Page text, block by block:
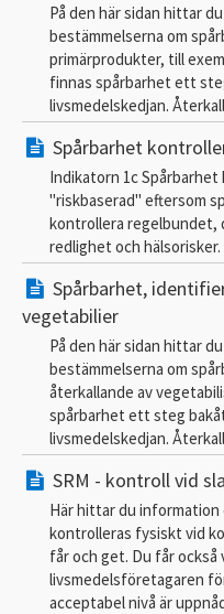
På den här sidan hittar
bestämmelserna om
primärprodukter, till
finnas spårbarhet ett
livsmedelskedjan.
Spårbarhet
Indikatorn 1c
"riskbaserad" eftersom
kontrollera regelbundet,
redlighet och hälsorisker.
Spårbarhet,
vegetabilier
På den här sidan hittar
bestämmelserna om
återkallande av
spårbarhet ett steg
livsmedelskedjan.
SRM - kontroll vid
Här hittar du information
kontrolleras fysiskt vid
får och get. Du får också
livsmedelsföretagaren
acceptabel nivå är